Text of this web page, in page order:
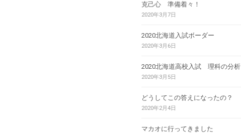
克己心 準備着々！
2020年3月7日
2020北海道入試ボーダー
2020年3月6日
2020北海道高校入試 理科の分析
2020年3月5日
どうしてこの答えになったの？
2020年2月4日
マカオに行ってきました